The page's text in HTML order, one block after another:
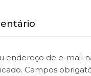
endereço de e-mail
Campos